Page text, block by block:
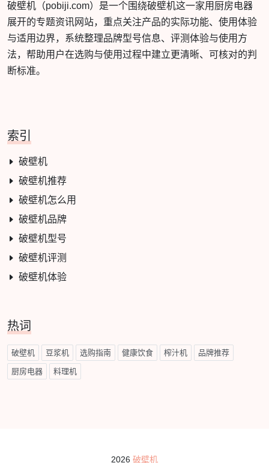
破壁机（pobiji.com）是一个围绕破壁机这一家用厨房电器
展开的专题资讯网站，重点关注产品的实际功能、使用体验
与适用边界，系统整理品牌型号信息、评测体验与使用方
法，帮助用户在选购与使用过程中建立更清晰、可核对的判
断标准。
索引
破壁机
破壁机推荐
破壁机怎么用
破壁机品牌
破壁机型号
破壁机评测
破壁机体验
热词
破壁机 豆浆机 选购指南 健康饮食 榨汁机 品牌推荐
厨房电器 料理机
2026 破壁机